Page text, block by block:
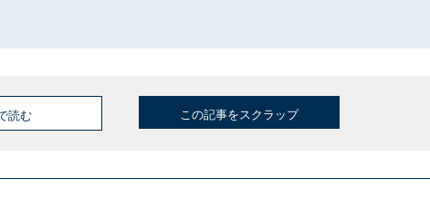
読む この記事をスクラップ